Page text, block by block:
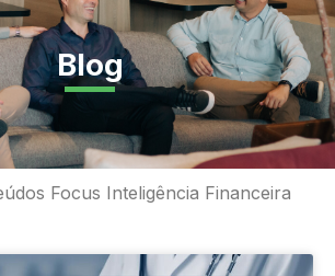
Blog
Focus Inteligência Financeira